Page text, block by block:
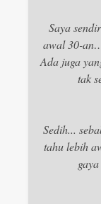
Saya
awal 30-
Ada juga
tak
Sedih...
tahu lebih